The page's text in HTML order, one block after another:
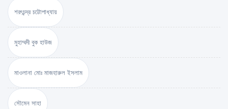
শরৎচন্দ্র চট্টোপাধ্যায়
মুহাম্মদী বুক হাউজ
মাওলানা মোঃ মাজহারুল ইসলাম
সৌমেন সাহা